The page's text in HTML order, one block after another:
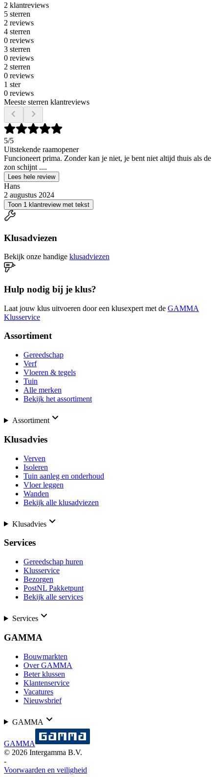
2 klantreviews
5 sterren
2 reviews
4 sterren
0 reviews
3 sterren
0 reviews
2 sterren
0 reviews
1 ster
0 reviews
Meeste sterren klantreviews
5/5
Uitstekende raamopener
Funcioneert prima. Zonder kan je niet, je bent niet altijd thuis als de
zon schijnt ....
Lees hele review
Hans
2 augustus 2024
Toon 1 klantreview met tekst
Klusadviezen
Bekijk onze handige klusadviezen
Hulp nodig bij je klus?
Laat jouw klus uitvoeren door een klusexpert met de GAMMA
Klusservice
Assortiment
Gereedschap
Verf
Vloeren & tegels
Tuin
Alle merken
Bekijk het assortiment
Assortiment
Klusadvies
Verven
Isoleren
Tuin aanleg en onderhoud
Vloer leggen
Wanden
Bekijk alle klusadviezen
Klusadvies
Services
Gereedschap huren
Klusservice
Bezorgen
PostNL Pakketpunt
Bekijk alle services
Services
GAMMA
Bouwmarkten
Over GAMMA
Beter klussen
Klantenservice
Vacatures
Nieuwsbrief
GAMMA
GAMMA
© 2026 Intergamma B.V.
-
Voorwaarden en veiligheid